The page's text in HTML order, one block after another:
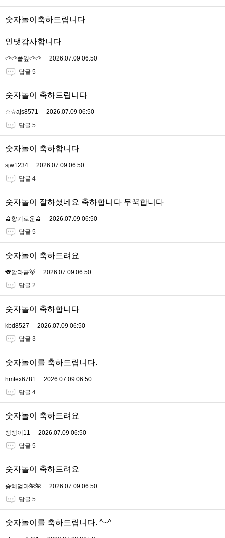
숫자놀이축하드립니다
인댓감사합니다
🌱🌱풀잎🌱🌱
2026.07.09 06:50
답글 5
숫자놀이 축하드립니다
☆☆ajs8571
2026.07.09 06:50
답글 5
숫자놀이 축하합니다
sjw1234
2026.07.09 06:50
답글 4
숫자놀이 잘하셨네요 축하합니다 무꾹합니다
🍒향기로운🍒
2026.07.09 06:50
답글 5
숫자놀이 축하드려요
🐨알라곰🐻
2026.07.09 06:50
답글 2
숫자놀이 축하합니다
kbd8527
2026.07.09 06:50
답글 3
숫자놀이를 축하드립니다.
hmtex6781
2026.07.09 06:50
답글 4
숫자놀이 축하드려요
뱅뱅이11
2026.07.09 06:50
답글 5
숫자놀이 축하드려요
승혜엄마🌺🌺
2026.07.09 06:50
답글 5
숫자놀이를 축하드립니다. ^~^